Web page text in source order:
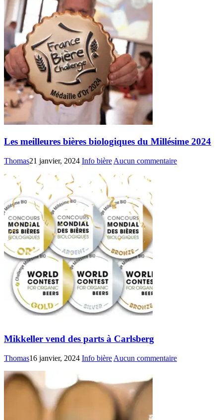
Les meilleures bières biologiques du Millésime 2024
Thomas21 janvier, 2024 Info bière Aucun commentaire
Mikkeller vend des parts à Carlsberg
Thomas16 janvier, 2024 Info bière Aucun commentaire